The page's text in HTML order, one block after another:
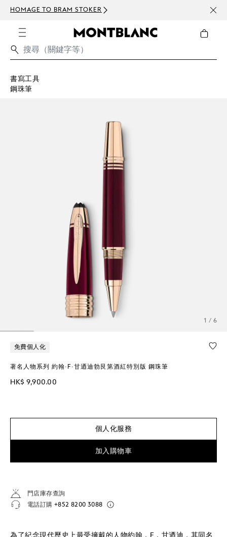
HOMAGE TO BRAM STOKER 訂閱
書寫工具
鋼珠筆
1 / 6
免費個人化
著名人物系列 約翰·F·甘迺迪勃艮第酒紅特別版 鋼珠筆
HK$ 9,900.00
個人化服務
加入購物車
門店庫存查詢
電話訂購 +852 8200 3088
為了紀念現代歷史上最受擁戴的人物約翰．F．甘迺迪，其同名